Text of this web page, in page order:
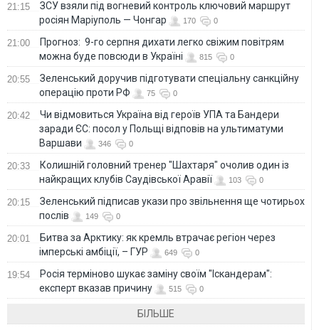
21:15
ЗСУ взяли під вогневий контроль ключовий маршрут
росіян Маріуполь — Чонгар
170 0
21:00
Прогноз: 9-го серпня дихати легко свіжим повітрям
можна буде повсюди в Україні
815 0
20:55
Зеленський доручив підготувати спеціальну санкційну
операцію проти РФ
75 0
20:42
Чи відмовиться Україна від героїв УПА та Бандери
заради ЄС: посол у Польщі відповів на ультиматуми
Варшави
346 0
20:33
Колишній головний тренер "Шахтаря" очолив один із
найкращих клубів Саудівської Аравії
103 0
20:15
Зеленський підписав укази про звільнення ще чотирьох
послів
149 0
20:01
Битва за Арктику: як кремль втрачає регіон через
імперські амбіції, – ГУР
649 0
19:54
Росія терміново шукає заміну своїм "Іскандерам":
експерт вказав причину
515 0
БІЛЬШЕ